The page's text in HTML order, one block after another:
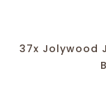
37x Jolywood